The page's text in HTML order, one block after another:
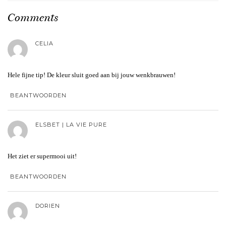
Comments
CELIA
Hele fijne tip! De kleur sluit goed aan bij jouw wenkbrauwen!
BEANTWOORDEN
ELSBET | LA VIE PURE
Het ziet er supermooi uit!
BEANTWOORDEN
DORIEN